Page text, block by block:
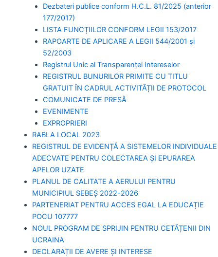
Dezbateri publice conform H.C.L. 81/2025 (anterior
177/2017)
LISTA FUNCȚIILOR CONFORM LEGII 153/2017
RAPOARTE DE APLICARE A LEGII 544/2001 și
52/2003
Registrul Unic al Transparenței Intereselor
REGISTRUL BUNURILOR PRIMITE CU TITLU
GRATUIT ÎN CADRUL ACTIVITĂȚII DE PROTOCOL
COMUNICATE DE PRESĂ
EVENIMENTE
EXPROPRIERI
RABLA LOCAL 2023
REGISTRUL DE EVIDENȚĂ A SISTEMELOR INDIVIDUALE
ADECVATE PENTRU COLECTAREA ȘI EPURAREA
APELOR UZATE
PLANUL DE CALITATE A AERULUI PENTRU
MUNICIPIUL SEBEȘ 2022-2026
PARTENERIAT PENTRU ACCES EGAL LA EDUCAȚIE
POCU 107777
NOUL PROGRAM DE SPRIJIN PENTRU CETĂȚENII DIN
UCRAINA
DECLARAȚII DE AVERE ȘI INTERESE